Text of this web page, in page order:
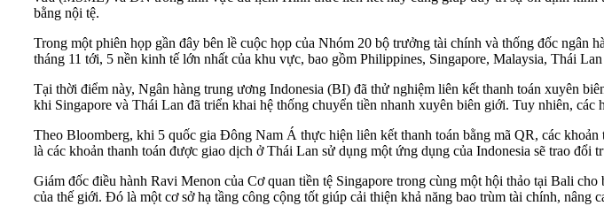
bằng nội tệ.
Trong một phiên họp gần đây bên lề cuộc họp của Nhóm 20 bộ trưởng tài chính và thống đốc
tháng 11 tới, 5 nền kinh tế lớn nhất của khu vực, bao gồm Philippines, Singapore, Malaysia, Thái
Tại thời điểm này, Ngân hàng trung ương Indonesia (BI) đã thử nghiệm liên kết thanh toán xuyên
khi Singapore và Thái Lan đã triển khai hệ thống chuyển tiền nhanh xuyên biên giới. Tuy nhiên, các
Theo Bloomberg, khi 5 quốc gia Đông Nam Á thực hiện liên kết thanh toán bằng mã QR, các
là các khoản thanh toán được giao dịch ở Thái Lan sử dụng một ứng dụng của Indonesia sẽ trao
Giám đốc điều hành Ravi Menon của Cơ quan tiền tệ Singapore trong cùng một hội thảo tại Bali
của thế giới. Đó là một cơ sở hạ tầng công cộng tốt giúp cải thiện khả năng bao trùm tài chính, nâng